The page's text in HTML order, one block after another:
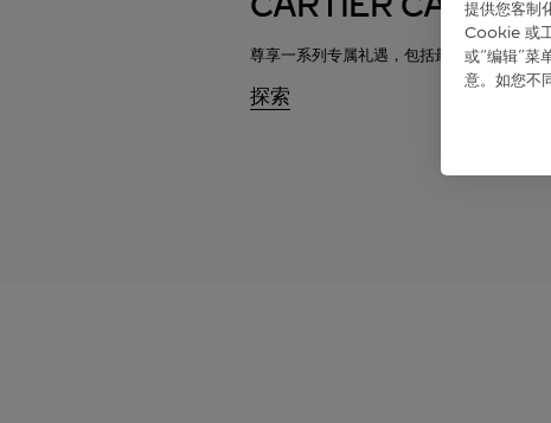
尊享一系列专属礼遇 ，包括最长8年的腕表
探索
提供您客制
Cookie 或
或“编辑”菜
意。如您不